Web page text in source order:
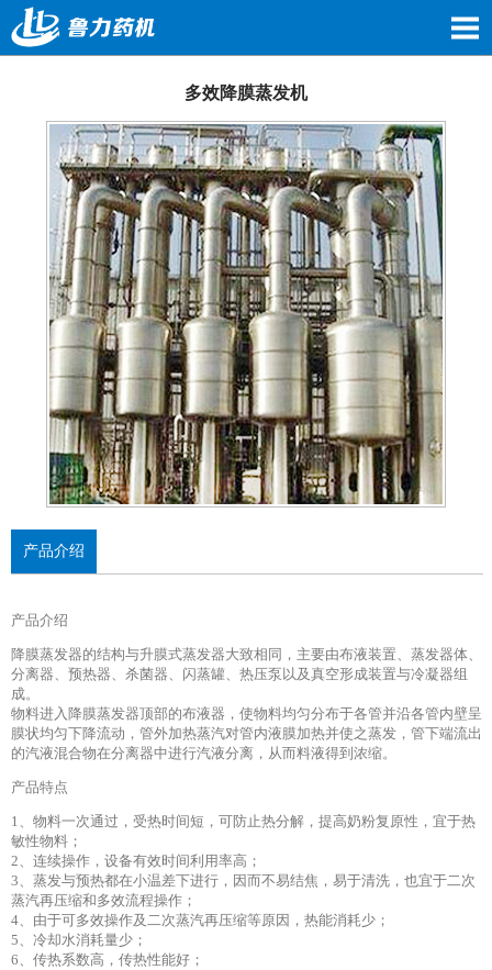
多效降膜蒸发机
产品介绍
产品介绍
降膜蒸发器的结构与升膜式蒸发器大致相同，主要由布液装置、蒸发器体、
分离器、预热器、杀菌器、闪蒸罐、热压泵以及真空形成装置与冷凝器组
成。
物料进入降膜蒸发器顶部的布液器，使物料均匀分布于各管并沿各管内壁呈
膜状均匀下降流动，管外加热蒸汽对管内液膜加热并使之蒸发，管下端流出
的汽液混合物在分离器中进行汽液分离，从而料液得到浓缩。
产品特点
1、物料一次通过，受热时间短，可防止热分解，提高奶粉复原性，宜于热
敏性物料；
2、连续操作，设备有效时间利用率高；
3、蒸发与预热都在小温差下进行，因而不易结焦，易于清洗，也宜于二次
蒸汽再压缩和多效流程操作；
4、由于可多效操作及二次蒸汽再压缩等原因，热能消耗少；
5、冷却水消耗量少；
6、传热系数高，传热性能好；